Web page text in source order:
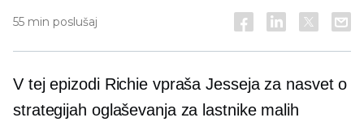
55 min poslušaj
V tej epizodi Richie vpraša Jesseja za nasvet o
strategijah oglaševanja za lastnike malih